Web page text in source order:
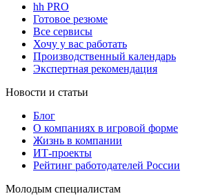
hh PRO
Готовое резюме
Все сервисы
Хочу у вас работать
Производственный календарь
Экспертная рекомендация
Новости и статьи
Блог
О компаниях в игровой форме
Жизнь в компании
ИТ-проекты
Рейтинг работодателей России
Молодым специалистам